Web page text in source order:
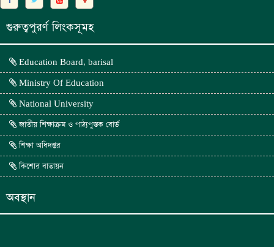
গুরুত্বপুরর্ণ লিংকসূমহ
Education Board, barisal
Ministry Of Education
National University
জাতীয় শিক্ষাক্রম ও পাঠ্যপুস্তক বোর্ড
শিক্ষা অধিদপ্তর
কিশোর বাতায়ন
অবস্থান